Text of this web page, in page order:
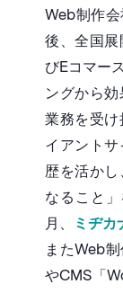
Web制作
後、全国展
びEコマー
ングから
業務を受
イアント
歴を活か
なること
月、
ミヂカ
またWeb
やCMS「